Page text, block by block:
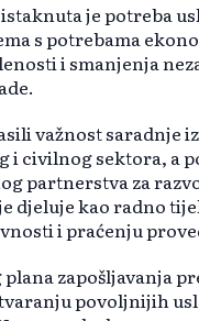
je potreba
s potrebama
i smanjenja
važnost saradnje
i civilnog sektora, a
partnerstva za
djeluje kao radno
i praćenju
zapošljavanja
povoljnijih